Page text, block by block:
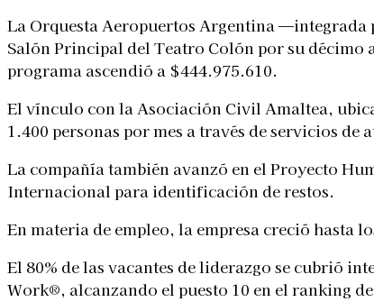
La Orquesta Aeropuertos Argentina —integrada
Salón Principal del Teatro Colón por su décimo
programa ascendió a $444.975.610.
El vínculo con la Asociación Civil Amaltea,
1.400 personas por mes a través de servicios
La compañía también avanzó en el Proyecto
Internacional para identificación de restos.
En materia de empleo, la empresa creció hasta
El 80% de las vacantes de liderazgo se cubrió
Work®, alcanzando el puesto 10 en el ranking